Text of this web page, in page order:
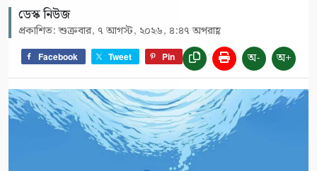
ডেস্ক নিউজ
প্রকাশিত: শুক্রবার, ৭ আগস্ট, ২০২৬, ৪:৪৭ অপরাহ্ণ
Facebook Tweet Pin অ- অ+